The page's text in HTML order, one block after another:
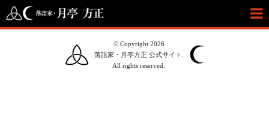
© Copyright 2026
落語家・月亭方正 公式サイト.
All rights reserved.